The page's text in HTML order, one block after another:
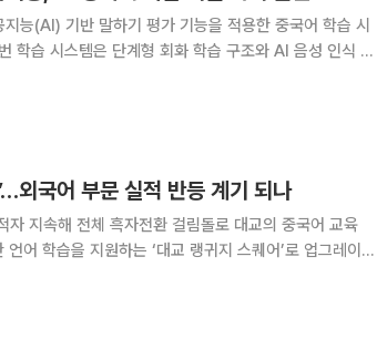
능(AI) 기반 말하기 평가 기능을 적용한 중국어 학습 시
문장을 활용한
외국어 부문 실적 반등 계기 되나
체 흑자전환 걸림돌로 대교의 중국어 교육
어 학습을 지원하는 ‘대교 랭귀지 스퀘어’로 업그레이드
대교는 3일 기존 중